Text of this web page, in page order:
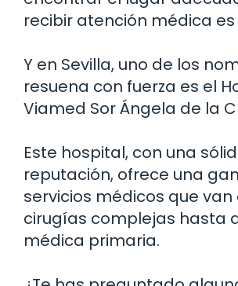
recibir atención médica es
Y en Sevilla, uno de los
resuena con fuerza es el
Viamed Sor Ángela de la
Este hospital, con una
reputación, ofrece una
servicios médicos que
cirugías complejas hasta
médica primaria.